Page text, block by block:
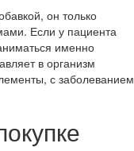
он только
Если у пациента
именно
в организм
с заболеванием